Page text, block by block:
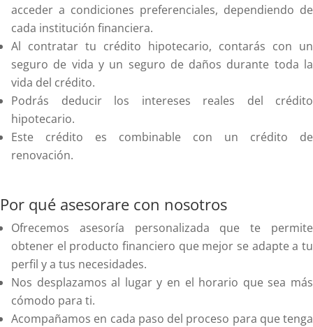
acceder a condiciones preferenciales, dependiendo de
cada institución financiera.
Al contratar tu crédito hipotecario, contarás con un
seguro de vida y un seguro de daños durante toda la
vida del crédito.
Podrás deducir los intereses reales del crédito
hipotecario.
Este crédito es combinable con un crédito de
renovación.
Por qué asesorare con nosotros
Ofrecemos asesoría personalizada que te permite
obtener el producto financiero que mejor se adapte a tu
perfil y a tus necesidades.
Nos desplazamos al lugar y en el horario que sea más
cómodo para ti.
Acompañamos en cada paso del proceso para que tenga